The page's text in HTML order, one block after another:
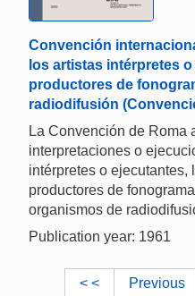
Convención
los artistas intérpretes
productores de
radiodifusión
La Convención de Roma
interpretaciones o
intérpretes o ejecutantes,
productores de
organismos de
Publication year: 1961
< < Previous